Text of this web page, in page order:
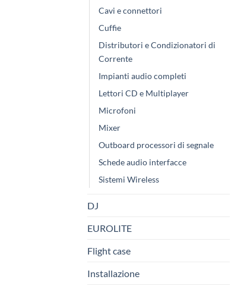
Cavi e connettori
Cuffie
Distributori e Condizionatori di
Corrente
Impianti audio completi
Lettori CD e Multiplayer
Microfoni
Mixer
Outboard processori di segnale
Schede audio interfacce
Sistemi Wireless
DJ
EUROLITE
Flight case
Installazione